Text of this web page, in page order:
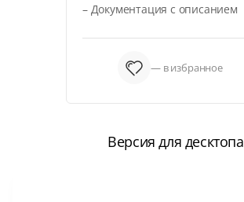
– Документация с описанием
— в избранное
Версия для десктопа